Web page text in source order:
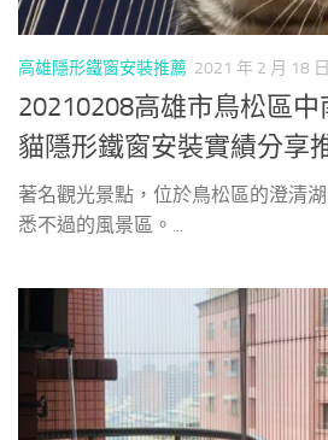
高雄隱形鐵窗安裝推薦 2021 年 2 月 18 日
20210208高雄市鳥松區
貓隱形鐵窗安裝實績分享
著名觀光景點，位於鳥松區的澄清
悉不過的風景區。...